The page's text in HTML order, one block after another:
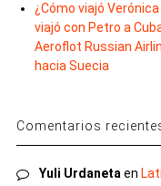
¿Cómo viajó
viajó con Petro a
Aeroflot Russian
hacia Suecia
Comentarios
Yuli Urdaneta en